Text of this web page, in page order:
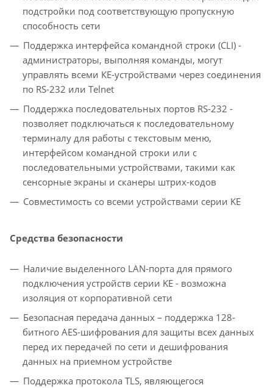
подстройки под соответствующую пропускную
способность сети
Поддержка интерфейса командной строки (CLI) -
администраторы, выполняя команды, могут
управлять всеми КЕ-устройствами через соединения
по RS-232 или Telnet
Поддержка последовательных портов RS-232 -
позволяет подключаться к последовательному
терминалу для работы с текстовым меню,
интерфейсом командной строки или с
последовательными устройствами, такими как
сенсорные экраны и сканеры штрих-кодов
Совместимость со всеми устройствами серии KE
Средства безопасности
Наличие выделенного LAN-порта для прямого
подключения устройств серии KE - возможна
изоляция от корпоративной сети
Безопасная передача данных – поддержка 128-
битного AES-шифрования для защиты всех данных
перед их передачей по сети и дешифрования
данных на приемном устройстве
Поддержка протокола TLS, являющегося